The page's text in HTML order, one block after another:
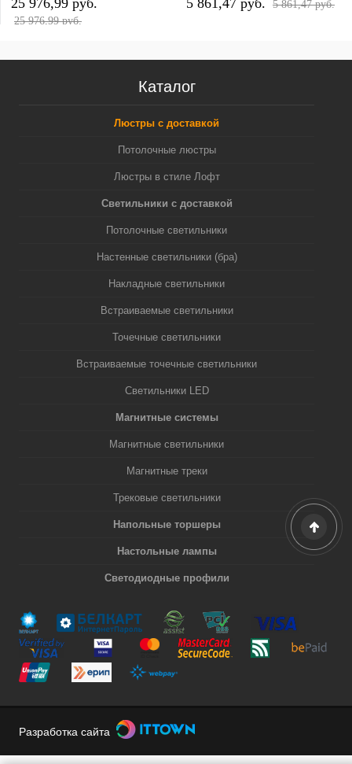
25 976,99 pуб.
25 976,99 pуб.
5 861,47 pуб. 5 861,47 pуб.
Каталог
Люстры с доставкой
Потолочные люстры
Люстры в стиле Лофт
Светильники с доставкой
Потолочные светильники
Настенные светильники (бра)
Накладные светильники
Встраиваемые светильники
Точечные светильники
Встраиваемые точечные светильники
Светильники LED
Магнитные системы
Магнитные светильники
Магнитные треки
Трековые светильники
Напольные торшеры
Настольные лампы
Светодиодные профили
Разработка сайта